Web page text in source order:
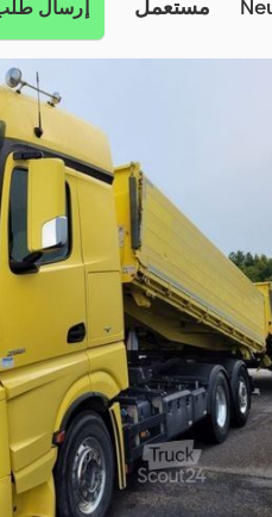
إرسال مستعمل